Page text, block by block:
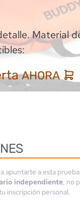
Material
AHORA
apuntarte a esta
independiente, no
inscripción personal.